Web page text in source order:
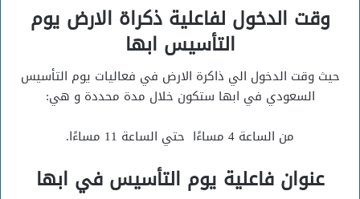
وقت الدخول لفاعلية ذكراة الارض يوم
التأسيس ابها
حيث وقت الدخول الي ذاكرة الارض في فعاليات يوم التأسيس
السعودي في ابها ستكون خلال مدة محددة و هي:
من الساعة 4 مساءًا حتي الساعة 11 مساءًا.
عنوان فاعلية يوم التأسيس في ابها